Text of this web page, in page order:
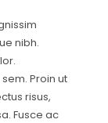
nibh.
Proin ut
risus,
Fusce ac